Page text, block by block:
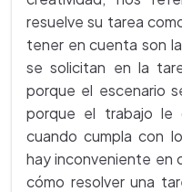
resuelve su tarea
tener en cuenta son
se solicitan en la
porque el escenario
porque el trabajo le
cuando cumpla con
hay inconveniente en
cómo resolver una